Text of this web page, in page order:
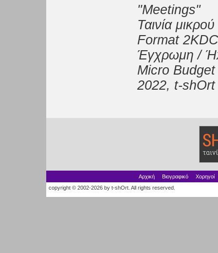
"Meetings"
Ταινία
Format
Έγχρωμη /
Micro Budget
2022, t-shOrt
Αρχική Βιογραφικό
Χορηγοί
copyright © 2002-2026 by t-shOrt. All rights reserved.